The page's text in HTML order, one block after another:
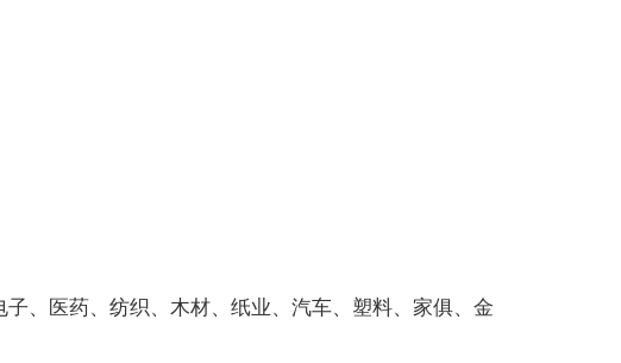
、医药、纺织、木材、纸业、汽车、塑料、家俱、金